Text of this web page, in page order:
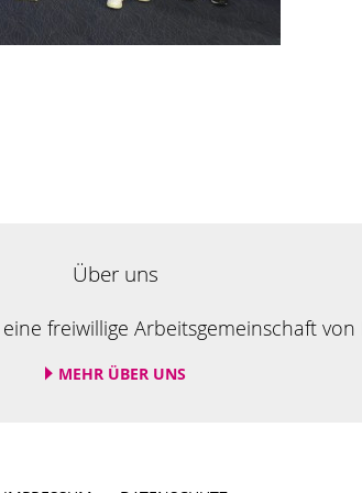
Über uns
eine freiwillige Arbeitsgemeinschaft
MEHR ÜBER UNS